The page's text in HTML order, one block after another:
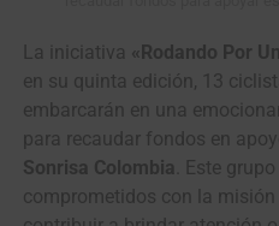
La iniciativa «Rodando Por
en su quinta edición, 13
embarcarán en una
para recaudar fondos en
Sonrisa Colombia . Este
comprometidos con la